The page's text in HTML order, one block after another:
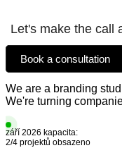
Let's make the call
Book a consultation
We are a branding
We're turning
září 2026 kapacita:
2/4 projektů obsazeno